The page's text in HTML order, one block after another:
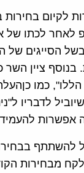
לקיום
לאחר לכתו של
הסייגים של
בנוסף ציין
כמו
לדבריו
אפשרות
להשתתף
מבחירות